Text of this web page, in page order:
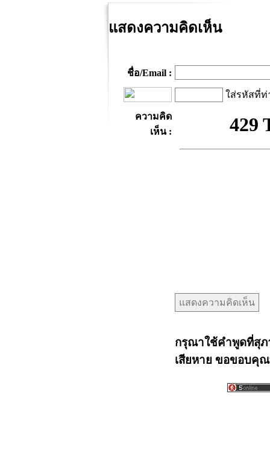
แสดงความคิดเห็น
ชื่อ/Email :
ใส่รหัสที่ท่
ความคิด
เห็น :
กรุณาใช้คำพูดที่สุภ
เสียหาย ขอขอบคุ